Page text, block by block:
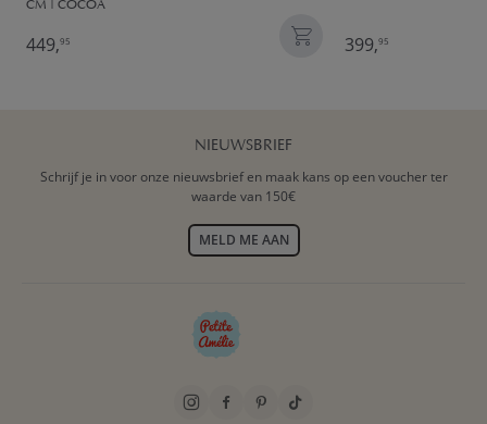
CM | COCOA
449,95 399,95
NIEUWSBRIEF
Schrijf je in voor onze nieuwsbrief en maak kans op een voucher ter
waarde van 150€
MELD ME AAN